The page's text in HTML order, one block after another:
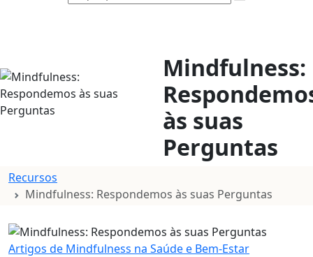
Mindfulness:
às suas
Perguntas
Recursos
Mindfulness: Respondemos às suas Perguntas
Artigos de Mindfulness na Saúde e Bem-Estar